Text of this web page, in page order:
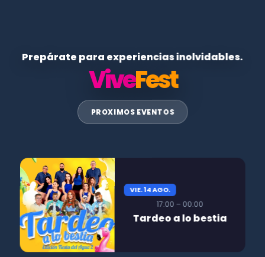
Prepárate para experiencias inolvidables.
ViveFest
PROXIMOS EVENTOS
VIE. 14 AGO.
17:00 – 00:00
Tardeo a lo bestia